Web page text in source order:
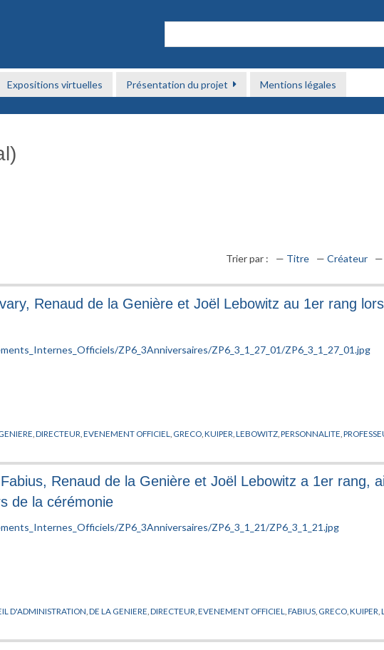
Expositions virtuelles Présentation du projet Mentions légales
Trier par : Titre Créateur
Renaud de la Genière et Joël Lebowitz au 1er rang
,DIRECTEUR ,EVENEMENT OFFICIEL GRECO ,KUIPER ,LEBOWITZ ,PERSONNALITE ,
Renaud de la Genière et Joël Lebowitz a 1er rang,
de la cérémonie
D'ADMINISTRATION ,DE LA GENIERE ,DIRECTEUR ,EVENEMENT OFFICIEL ,FABIUS GRECO ,KUIPER ,